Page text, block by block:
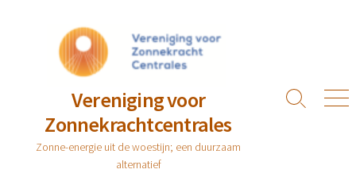
Vereniging voor
Zonnekrachtcentrales
Zonne-energie uit de woestijn; een duurzaam
alternatief
Zoeken